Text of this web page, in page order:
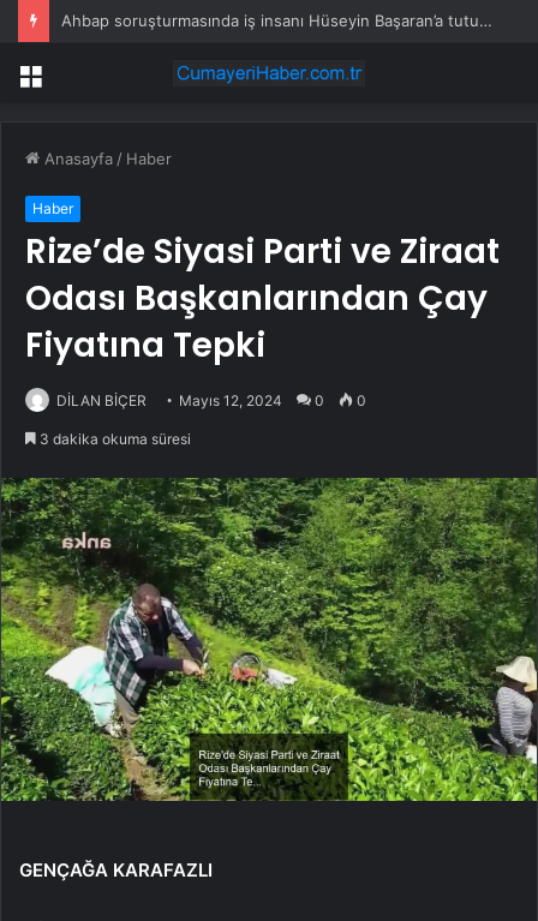
Ahbap soruşturmasında iş insanı Hüseyin Başaran’a tutuklama talebi
Menü
Anasayfa / Haber
Haber
Rize’de Siyasi Parti ve Ziraat
Odası Başkanlarından Çay
Fiyatına Tepki
DİLAN BİÇER Mayıs 12, 2024 0 0
3 dakika okuma süresi
GENÇAĞA KARAFAZLI